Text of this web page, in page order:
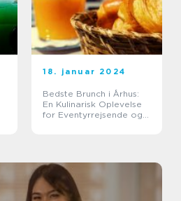
18. januar 2024
Bedste Brunch i Århus:
En Kulinarisk Oplevelse
for Eventyrrejsende og